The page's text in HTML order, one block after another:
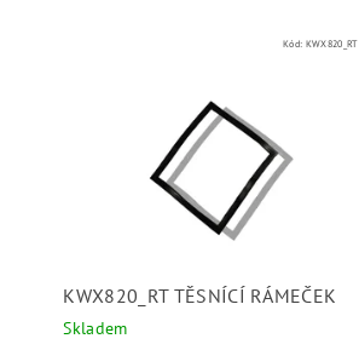
Kód: KWX820_RT
KWX820_RT TĚSNÍCÍ RÁMEČEK
Skladem